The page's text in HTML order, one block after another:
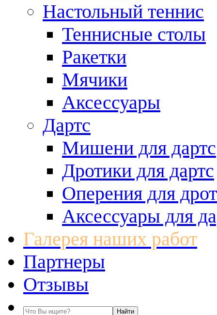
Настольный теннис
Теннисные столы
Ракетки
Мячики
Аксессуары
Дартс
Мишени для дартс
Дротики для дартс
Оперения для
Аксессуары для
Галерея наших работ
Партнеры
Отзывы